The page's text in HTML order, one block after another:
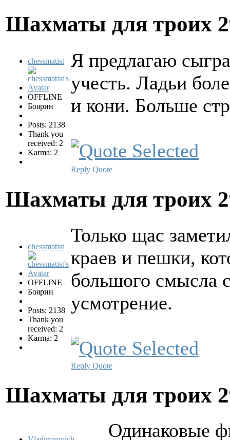
Шахматы для троих
chessmatist
OFFLINE
Боярин
Posts: 2138
Thank you
received: 2
Karma: 2
Я предлагаю
учесть. Ладьи
и кони. Больше
Reply Quote
Шахматы для троих
chessmatist
OFFLINE
Боярин
Posts: 2138
Thank you
received: 2
Karma: 2
Только щас
краев и пешки,
большого смысла
усмотрение.
Reply Quote
Шахматы для троих
Одинаковые